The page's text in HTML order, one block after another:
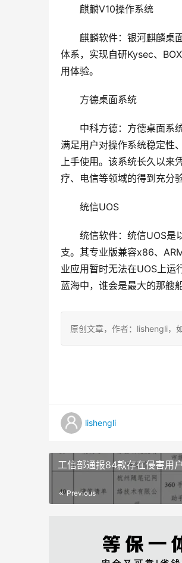
麒麟V10操作系统
麒麟软件：银河麒麟桌面
体系，实现自研Kysec、
用体验。
方德桌面系统
中科方德：方德桌面系统
满足用户对操作系统稳定性
上手使用。该系统长久以来
疗、电信等领域的得到充分验
统信UOS
统信软件：统信UOS是以
支。其专业版兼容x86、
业应用暂时无法在UOS上运
蓝海中，谁会是最大的那艘
原创文章，作者：lishengli
lishengli
工信部通报84款存在侵害用
Previous